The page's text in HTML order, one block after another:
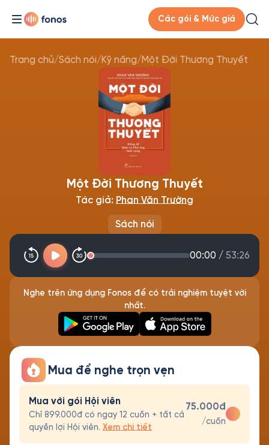
Các gói & Mức giá
Trang chủ/Sách nói/Kỹ năng/Một Đời Thương Thuyết
Sách nói
Một Đời Thương Thuyết
Tác giả: Phan Văn Trường
00:00 / 53:26
Nghe trên ứng dụng Fonos để có trải nghiệm tuyệt vời
nhất.
Mua để nghe trọn vẹn
Mua với gói Hội viên
Chỉ 899.000đ có ngay 12 cuốn + tất cả
quyền lợi Hội viên. Xem chi tiết
75.000đ
/cuốn